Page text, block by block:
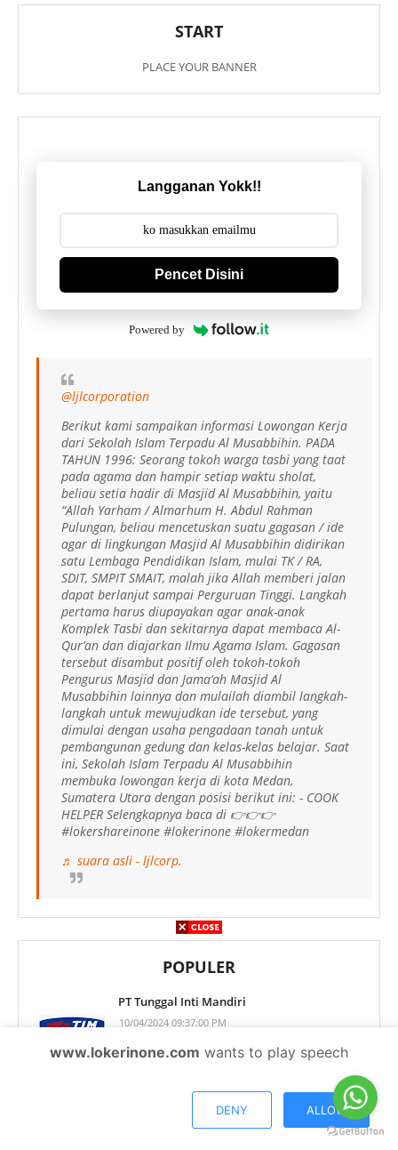
START
PLACE YOUR BANNER
Langganan Yokk!!
Pencet Disini
Powered by
@ljlcorporation
Berikut kami sampaikan informasi Lowongan Kerja
dari Sekolah Islam Terpadu Al Musabbihin. PADA
TAHUN 1996: Seorang tokoh warga tasbi yang taat
pada agama dan hampir setiap waktu sholat,
beliau setia hadir di Masjid Al Musabbihin, yaitu
“Allah Yarham / Almarhum H. Abdul Rahman
Pulungan, beliau mencetuskan suatu gagasan / ide
agar di lingkungan Masjid Al Musabbihin didirikan
satu Lembaga Pendidikan Islam, mulai TK / RA,
SDIT, SMPIT SMAIT, malah jika Allah memberi jalan
dapat berlanjut sampai Perguruan Tinggi. Langkah
pertama harus diupayakan agar anak-anak
Komplek Tasbi dan sekitarnya dapat membaca Al-
Qur’an dan diajarkan Ilmu Agama Islam. Gagasan
tersebut disambut positif oleh tokoh-tokoh
Pengurus Masjid dan Jama’ah Masjid Al
Musabbihin lainnya dan mulailah diambil langkah-
langkah untuk mewujudkan ide tersebut, yang
dimulai dengan usaha pengadaan tanah untuk
pembangunan gedung dan kelas-kelas belajar. Saat
ini, Sekolah Islam Terpadu Al Musabbihin
membuka lowongan kerja di kota Medan,
Sumatera Utara dengan posisi berikut ini: - COOK
HELPER Selengkapnya baca di 👉👉👉
#lokershareinone #lokerinone #lokermedan
♬ suara asli - ljlcorp.
POPULER
PT Tunggal Inti Mandiri
10/04/2024 09:37:00 PM
PT. Sentra Mitra Alih Daya (SMAD)
4/12/2025 04:44:00 PM
www.lokerinone.com wants to play speech
DENY ALLOW